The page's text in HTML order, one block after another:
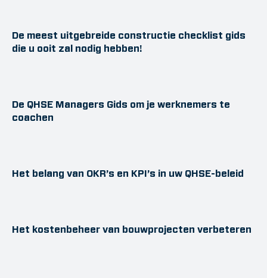
De meest uitgebreide constructie checklist gids
die u ooit zal nodig hebben!
De QHSE Managers Gids om je werknemers te
coachen
Het belang van OKR’s en KPI’s in uw QHSE-beleid
Het kostenbeheer van bouwprojecten verbeteren